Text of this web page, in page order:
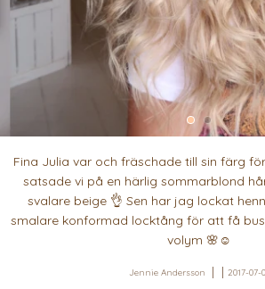
Fina Julia var och fräschade till sin färg
satsade vi på en härlig sommarblond
svalare beige 👌 Sen har jag lockat
smalare konformad locktång för att få
volym 🌸☺️
Jennie Andersson 2017-07-